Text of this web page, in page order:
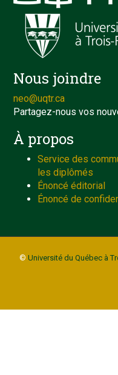
Nous joindre
neo@uqtr.ca
Partagez-nous vos
À propos
Service des
les diplômés
Énoncé éditorial
Énoncé de
© Université du Québec à